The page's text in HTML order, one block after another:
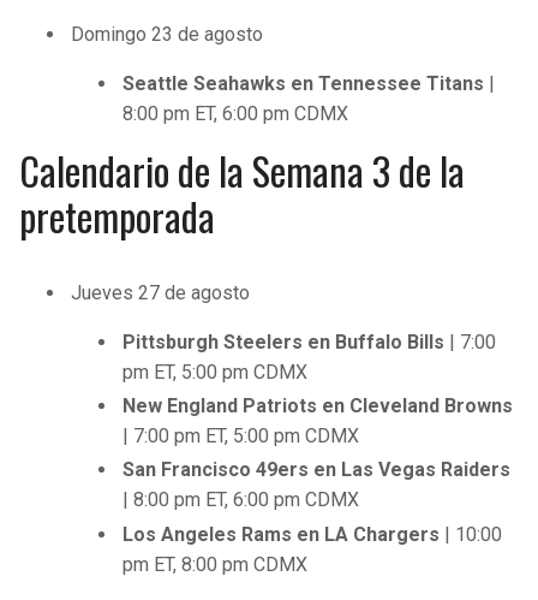
Domingo 23 de agosto
Seattle Seahawks en Tennessee Titans |
8:00 pm ET, 6:00 pm CDMX
Calendario de la Semana 3 de la
pretemporada
Jueves 27 de agosto
Pittsburgh Steelers en Buffalo Bills | 7:00
pm ET, 5:00 pm CDMX
New England Patriots en Cleveland Browns
| 7:00 pm ET, 5:00 pm CDMX
San Francisco 49ers en Las Vegas Raiders
| 8:00 pm ET, 6:00 pm CDMX
Los Angeles Rams en LA Chargers | 10:00
pm ET, 8:00 pm CDMX